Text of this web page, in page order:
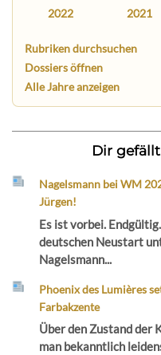
2022 2021
Rubriken durchsuchen
Dossiers öffnen
Alle Jahre anzeigen
Dir
Nagelsmann bei WM
Jürgen!
Es ist vorbei.
deutschen Neustart
Nagelsmann...
Phoenix des Lumières
Farbakzente
Über den Zustand der
man bekanntlich